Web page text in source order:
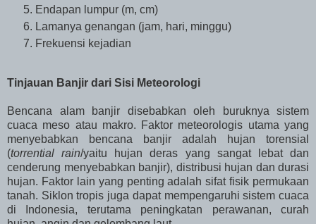
Endapan lumpur (m, cm)
Lamanya genangan (jam, hari, minggu)
Frekuensi kejadian
Tinjauan Banjir dari Sisi Meteorologi
Bencana alam banjir disebabkan oleh buruknya sistem
cuaca meso atau makro. Faktor meteorologis utama yang
menyebabkan bencana banjir adalah hujan torensial
(torrential rain/yaitu hujan deras yang sangat lebat dan
cenderung menyebabkan banjir), distribusi hujan dan durasi
hujan. Faktor lain yang penting adalah sifat fisik permukaan
tanah. Siklon tropis juga dapat mempengaruhi sistem cuaca
di Indonesia, terutama peningkatan perawanan, curah